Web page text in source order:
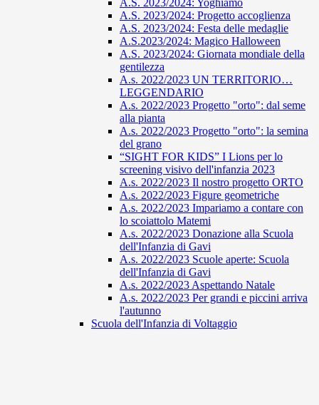
A.S. 2023/2024: Yoghiamo
A.S. 2023/2024: Progetto accoglienza
A.S. 2023/2024: Festa delle medaglie
A.S.2023/2024: Magico Halloween
A.S. 2023/2024: Giornata mondiale della
gentilezza
A.s. 2022/2023 UN TERRITORIO…
LEGGENDARIO
A.s. 2022/2023 Progetto "orto": dal seme
alla pianta
A.s. 2022/2023 Progetto "orto": la semina
del grano
“SIGHT FOR KIDS” I Lions per lo
screening visivo dell'infanzia 2023
A.s. 2022/2023 Il nostro progetto ORTO
A.s. 2022/2023 Figure geometriche
A.s. 2022/2023 Impariamo a contare con
lo scoiattolo Matemi
A.s. 2022/2023 Donazione alla Scuola
dell'Infanzia di Gavi
A.s. 2022/2023 Scuole aperte: Scuola
dell'Infanzia di Gavi
A.s. 2022/2023 Aspettando Natale
A.s. 2022/2023 Per grandi e piccini arriva
l'autunno
Scuola dell'Infanzia di Voltaggio